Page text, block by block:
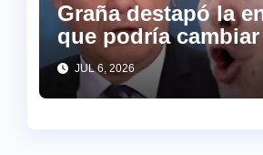
Graña destapó la
que podría
tablero político:
pier…”
JUL 6, 2026